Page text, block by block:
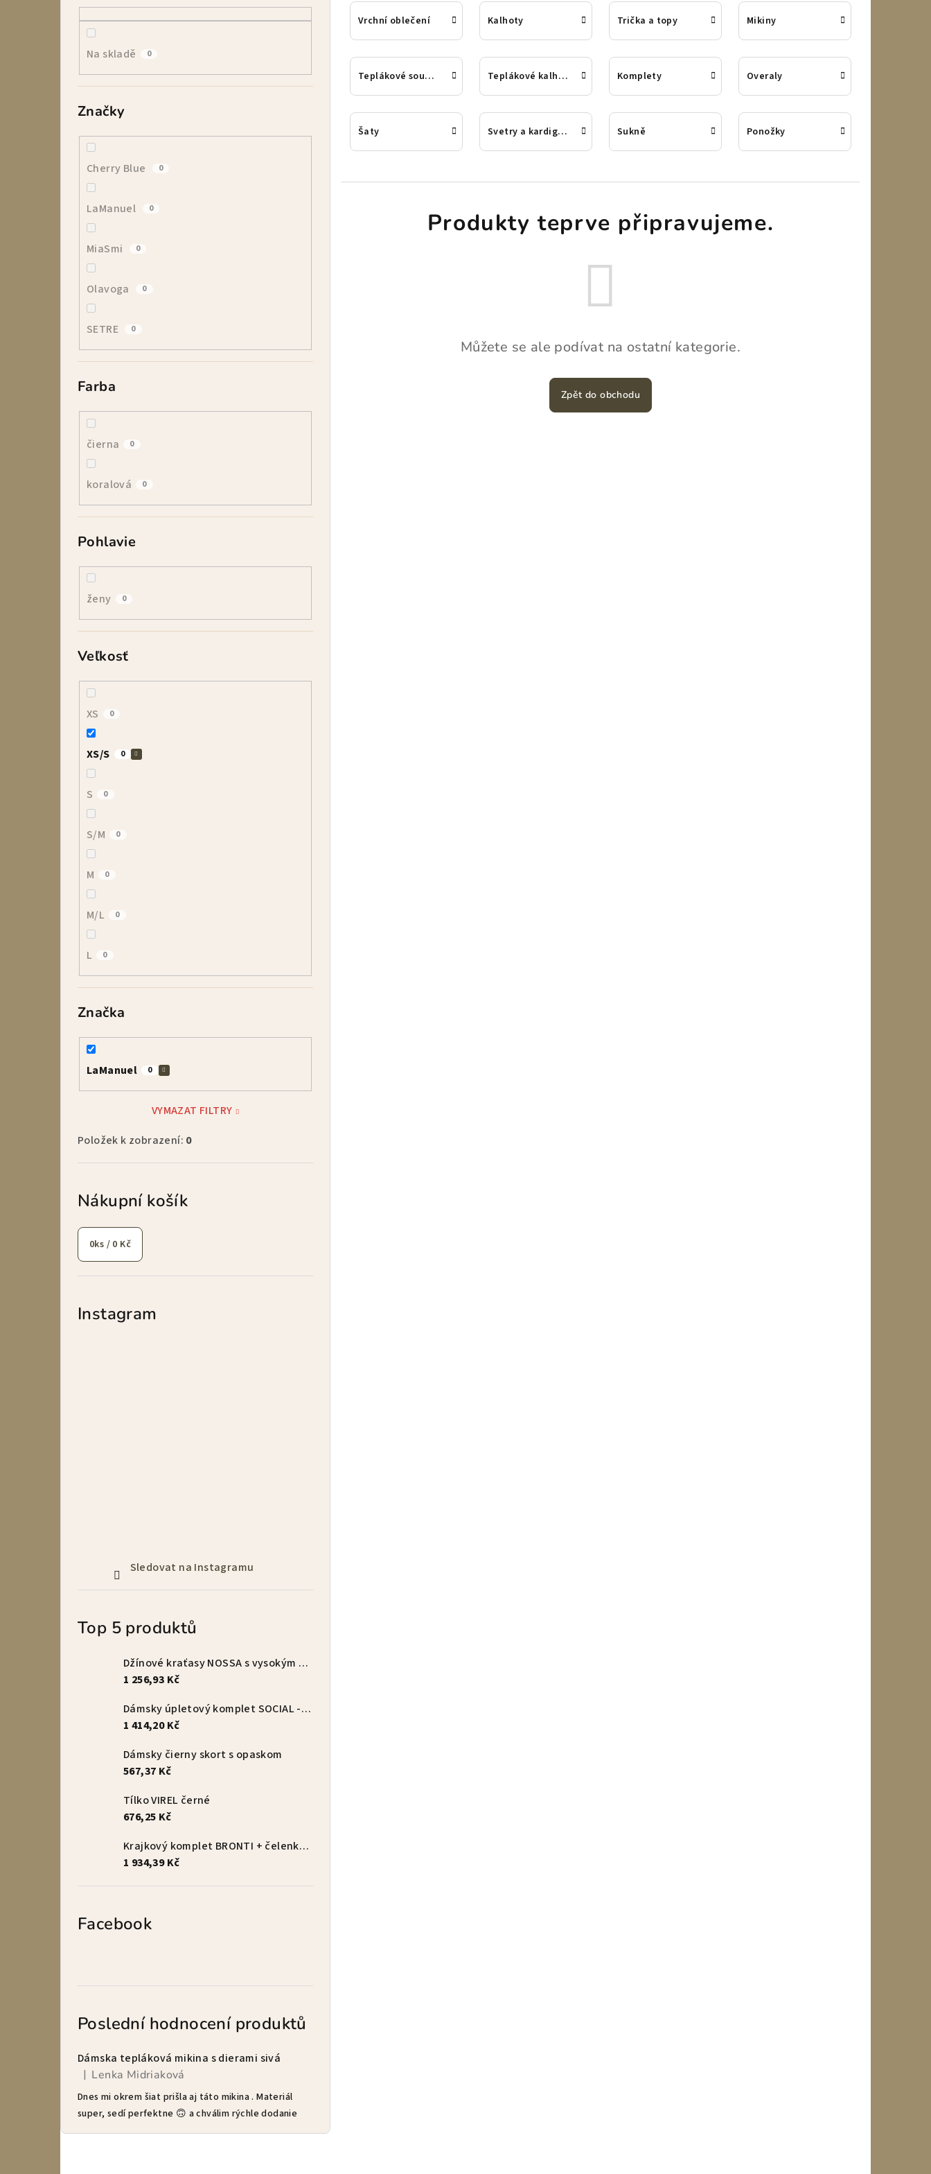
Na skladě 0
Značky
Cherry Blue 0
LaManuel 0
MiaSmi 0
Olavoga 0
SETRE 0
Farba
čierna 0
koralová 0
Pohlavie
ženy 0
Veľkosť
XS 0
XS/S 0
S 0
S/M 0
M 0
M/L 0
L 0
Značka
LaManuel 0
VYMAZAT FILTRY
Položek k zobrazení: 0
Nákupní košík
0ks / 0 Kč
Instagram
Sledovat na Instagramu
Top 5 produktů
Džínové kraťasy NOSSA s vysokým pasem – vanilkové
1 256,93 Kč
Dámsky úpletový komplet SOCIAL - sivý
1 414,20 Kč
Dámsky čierny skort s opaskom
567,37 Kč
Tílko VIREL černé
676,25 Kč
Krajkový komplet BRONTI + čelenka zdarma
1 934,39 Kč
Facebook
Poslední hodnocení produktů
Dámska tepláková mikina s dierami sivá
Hodnocení produktu je 5 z 5 hvězdiček.
| Lenka Midriaková
Dnes mi okrem šiat prišla aj táto mikina . Materiál
super, sedí perfektne 🙃 a chválim rýchle dodanie
Vrchní oblečení Kalhoty Trička a topy Mikiny
Teplákové soupravy Teplákové kalhoty Komplety Overaly
Šaty Svetry a kardigany Sukně Ponožky
Produkty teprve připravujeme.
Můžete se ale podívat na ostatní kategorie.
Zpět do obchodu